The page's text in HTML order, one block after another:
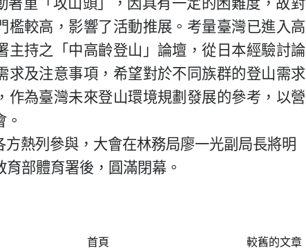
檻較高，影響了活動推展。考量臺灣已進入高
主持之「中高齡登山」論壇，從日本經驗討論
求及注意事項，希望對於不同族群的登山需求
作為臺灣未來登山環境規劃發展的參考，以營
方熱列參與，大會在林務局廖一光副局長將明
部體育署後，圓滿閉幕。
較舊的文章
首頁